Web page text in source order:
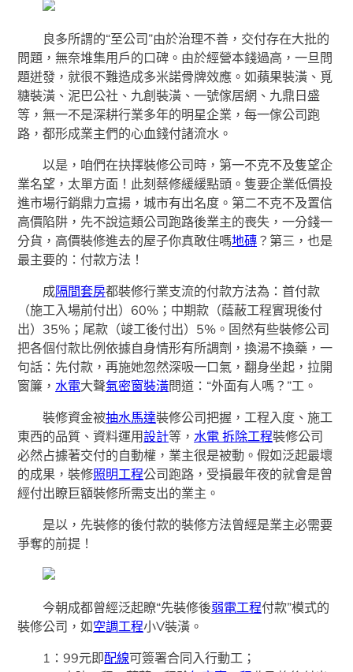
良多所謂的“至公司”由於治理不善，交付存在大批的
問題，無奈堆集用戶的口碑。由於經營本錢過高，一旦問
題迸發，就很不難造成多米諾骨牌效應。如蘋果裝潢、覓
糖裝潢、泥巴公社、九創裝潢、一號傢居網、九鼎日盛
等，無一不是深耕行業多年的明星企業，每一傢公司跑
路，都形成業主們的心血錢付諸流水。
以是，咱們在抉擇裝修公司時，第一不克不及隻望企
業名望，太單方面！此刻蔡修緩緩點頭。隻要企業低價投
進市場行銷鼎力宣揚，城市有出名度。第二不克不及置信
高價陷阱，先不說這類公司跑路後業主的喪失，一分錢一
分貨，高價裝修進去的屋子你真敢住嗎地磚 ？第三，也是
最主要的：付款方法！
成隔間套房都裝修行業支流的付款方法為：首付款
（施工入場前付出）60%；中期款（蔭蔽工程實現後付
出）35%；尾款（竣工後付出）5%。固然有些裝修公司
把各個付款比例依據自身情形有所調劑，換湯不換藥，一
句話：先付款，再施她忽然深吸一口氣，翻身坐起，拉開
窗簾， 水電大聲氣密窗裝潢問道：“外面有人嗎？”工。
裝修資金被抽水馬達裝修公司把握，工程入度、施工
東西的品質、資料運用設計等，水電 拆除工程裝修公司
必然占據著交付的自動權，業主很是被動。假如泛起最壞
的成果，裝修照明工程公司跑路，受損最年夜的就會是曾
經付出瞭巨額裝修所需支出的業主。
是以，先裝修的後付款的裝修方法曾經是業主必需要
爭奪的前提！
今朝成都曾經泛起瞭“先裝修後弱電工程付款”模式的
裝修公司，如空調工程小V裝潢。
1：99元即配線可簽署合同入行動工；